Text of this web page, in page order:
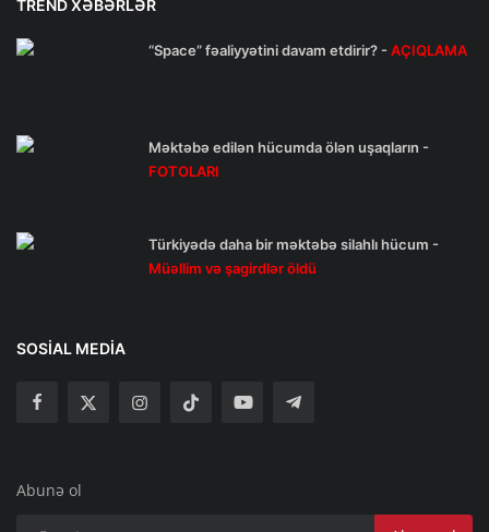
TREND XƏBƏRLƏR
“Space” fəaliyyətini davam etdirir? -AÇIQLAMA
Məktəbə edilən hücumda ölən uşaqların -
FOTOLARI
Türkiyədə daha bir məktəbə silahlı hücum -
Müəllim və şagirdlər öldü
SOSIAL MEDIA
Abunə ol